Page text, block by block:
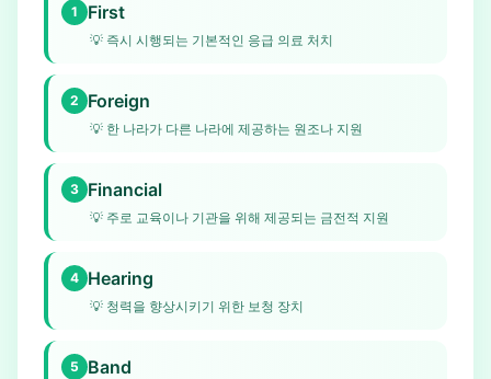
1 First
💡 즉시 시행되는 기본적인 응급 의료 처치
2 Foreign
💡 한 나라가 다른 나라에 제공하는 원조나 지원
3 Financial
💡 주로 교육이나 기관을 위해 제공되는 금전적 지원
4 Hearing
💡 청력을 향상시키기 위한 보청 장치
5 Band